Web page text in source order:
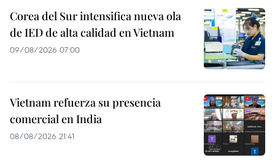
Corea del Sur intensifica nueva ola
de IED de alta calidad en Vietnam
09/08/2026 07:00
Vietnam refuerza su presencia
comercial en India
08/08/2026 21:41